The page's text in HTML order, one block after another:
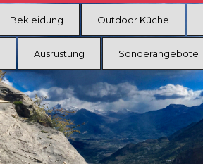
Bekleidung Outdoor Küche
Ausrüstung Sonderangebote